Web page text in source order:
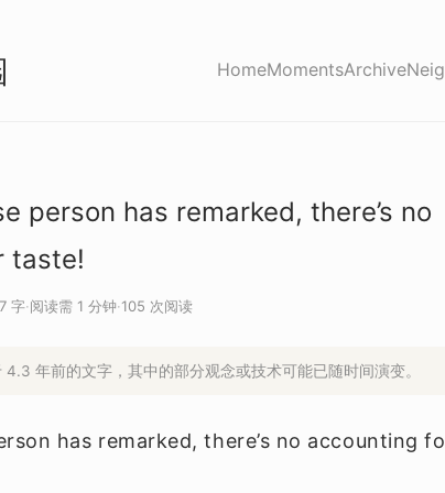
HomeMomentsArchive
person has remarked, there’s no
taste!
字·阅读需 1 分钟·105 次阅读
年前的文字，其中的部分观念或技术可能已随时间演变。
has remarked, there’s no accounting